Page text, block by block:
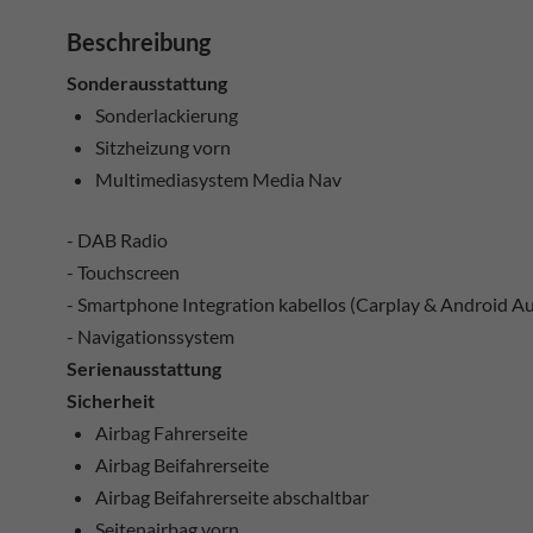
Beschreibung
Sonderausstattung
Sonderlackierung
Sitzheizung vorn
Multimediasystem Media Nav
- DAB Radio
- Touchscreen
- Smartphone Integration kabellos (Carplay & Android
- Navigationssystem
Serienausstattung
Sicherheit
Airbag Fahrerseite
Airbag Beifahrerseite
Airbag Beifahrerseite abschaltbar